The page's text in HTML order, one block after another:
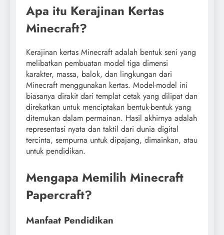
Apa itu Kerajinan Kertas
Minecraft?
Kerajinan kertas Minecraft adalah bentuk seni yang
melibatkan pembuatan model tiga dimensi
karakter, massa, balok, dan lingkungan dari
Minecraft menggunakan kertas. Model-model ini
biasanya dirakit dari templat cetak yang dilipat dan
direkatkan untuk menciptakan bentuk-bentuk yang
ditemukan dalam permainan. Hasil akhirnya adalah
representasi nyata dan taktil dari dunia digital
tercinta, sempurna untuk dipajang, dimainkan, atau
untuk pendidikan.
Mengapa Memilih Minecraft
Papercraft?
Manfaat Pendidikan